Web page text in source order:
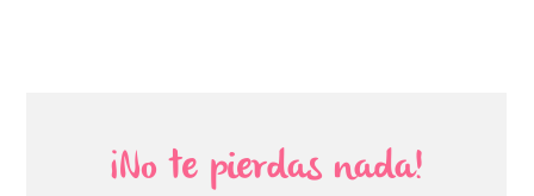
¡No te pierdas nada!